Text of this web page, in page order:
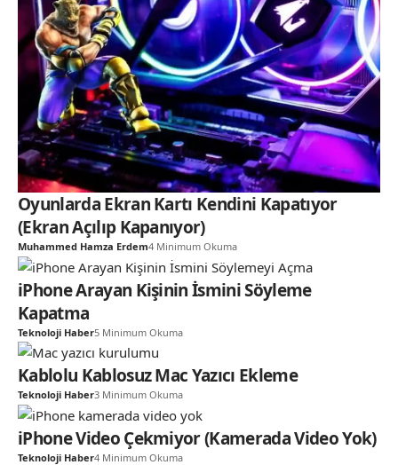
Oyunlarda Ekran Kartı Kendini Kapatıyor
(Ekran Açılıp Kapanıyor)
Muhammed Hamza Erdem4 Minimum Okuma
iPhone Arayan Kişinin İsmini Söyleme
Kapatma
Teknoloji Haber5 Minimum Okuma
Kablolu Kablosuz Mac Yazıcı Ekleme
Teknoloji Haber3 Minimum Okuma
iPhone Video Çekmiyor (Kamerada Video Yok)
Teknoloji Haber4 Minimum Okuma